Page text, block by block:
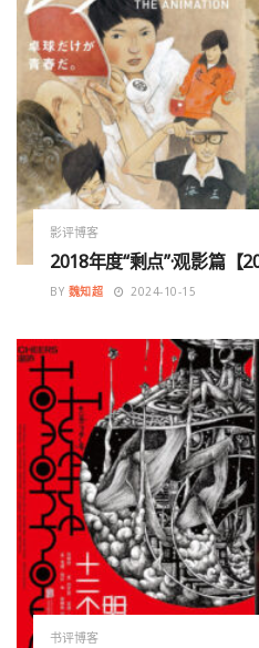
影评博客
2018年度“剩点”·观影篇【
BY 魏知超 2024-10-15
书评博客